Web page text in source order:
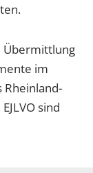
Übermittlung
im
Rheinland-
sind